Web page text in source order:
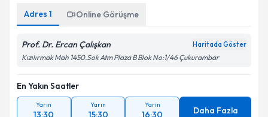
Adres 1 Online Görüşme
Prof. Dr. Ercan Çalışkan Haritada Göster
Kızılırmak Mah 1450.Sok Atm Plaza B Blok No:1/46 Çukurambar
En Yakın Saatler
Yarın
13:30
Yarın
15:30
Yarın
16:30 Daha Fazla